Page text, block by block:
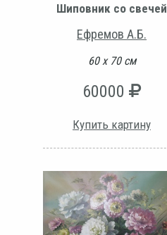
Шиповник со свечей
Ефремов А.Б.
60 х 70 см
60000
Купить картину